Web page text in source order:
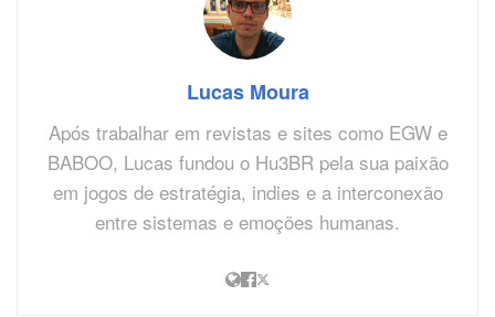
Lucas Moura
Após trabalhar em revistas e sites como EGW e
BABOO, Lucas fundou o Hu3BR pela sua paixão
em jogos de estratégia, indies e a interconexão
entre sistemas e emoções humanas.